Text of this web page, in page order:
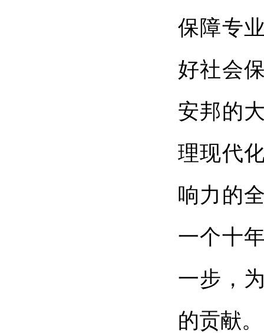
保障专
好社会
安邦的
理现代
响力的
一个十
一步，
的贡献。